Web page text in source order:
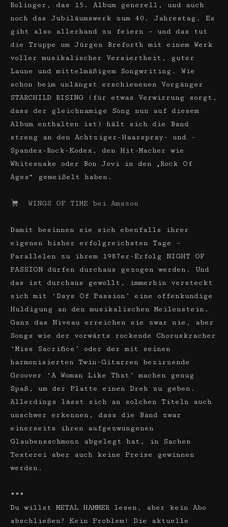
Rolinger, das 15. Album generell, und auch
noch das Jubiläumswerk zum 40. Jahrestag. Es
gibt also allerhand zu feiern – und das tut
die Truppe um Jürgen Breforth mit einem Werk
voller musikalischer Versiertheit, guter
Laune und mittelmäßigem Songwriting. Wie
schon beim unlängst erschienenen Vorgänger
STARCHILD RISING (für etwas Verwirrung sorgt,
dass der gleichnamige Song nun auf diesem
Album enthalten ist) hält sich die Band
streng an den Achtziger-Haarspray- und -
Spandex-Rock-Kodex, den Hit-Macher wie
Whitesnake oder Bon Jovi in den „Rock Of
Ages“ gemeißelt haben.
WINGS OF TIME bei Amazon
Damit besinnen sie sich ebenfalls ihrer
eigenen bisher erfolgreichsten Tage –
Parallelen zu ihrem 1987er-Erfolg NIGHT OF
PASSION dürfen durchaus gezogen werden. Und
das ist durchaus gewollt, immerhin versteckt
sich mit ‘Days Of Passion’ eine offenkundige
Huldigung an den musikalischen Meilenstein.
Ganz das Niveau erreichen sie zwar nie, aber
Songs wie der vorwärts rockende Choruskracher
‘Miss Sacrifice’ oder der mit seinen
harmonisierten Twin-Gitarren bezirzende
Groover ‘A Woman Like That’ machen genug
Spaß, um der Platte einen Dreh zu geben.
Allerdings lässt sich an solchen Titeln auch
unschwer erkennen, dass die Band zwar
einerseits ihren aufgezwungenen
Glaubensschmonz abgelegt hat, in Sachen
Texterei aber auch keine Preise gewinnen
werden.
***
Du willst METAL HAMMER lesen, aber kein Abo
abschließen? Kein Problem! Die aktuelle